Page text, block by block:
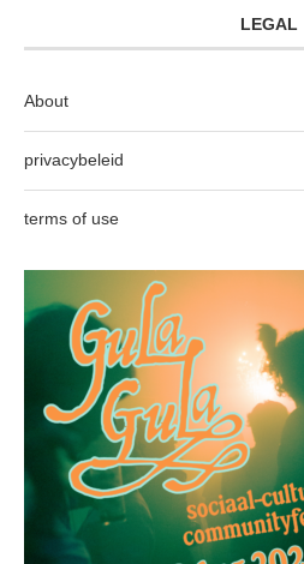
LEGAL
About
privacybeleid
terms of use